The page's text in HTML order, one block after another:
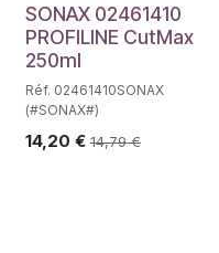
SONAX 02461410
PROFILINE CutMax
250ml
Réf. 02461410SONAX
(#SONAX#)
14,20 € 14,79€